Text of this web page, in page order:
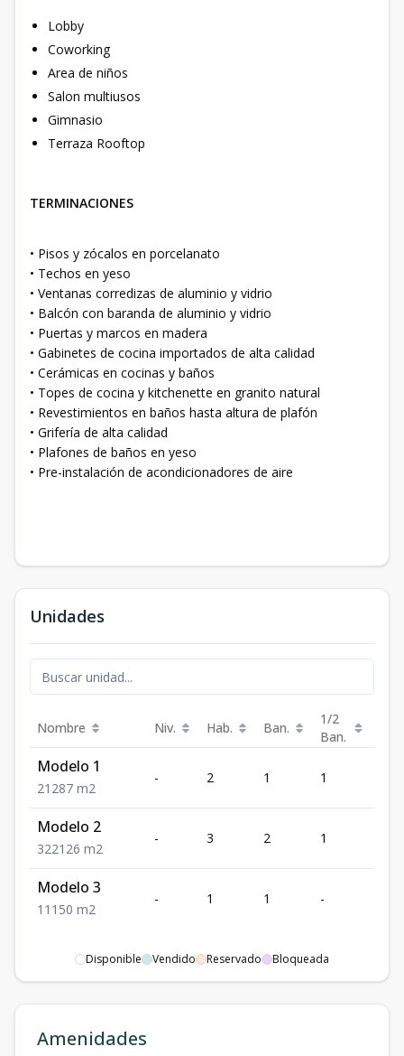
Lobby
Coworking
Area de niños
Salon multiusos
Gimnasio
Terraza Rooftop
TERMINACIONES
• Pisos y zócalos en porcelanato
• Techos en yeso
• Ventanas corredizas de aluminio y vidrio
• Balcón con baranda de aluminio y vidrio
• Puertas y marcos en madera
• Gabinetes de cocina importados de alta calidad
• Cerámicas en cocinas y baños
• Topes de cocina y kitchenette en granito natural
• Revestimientos en baños hasta altura de plafón
• Grifería de alta calidad
• Plafones de baños en yeso
• Pre-instalación de acondicionadores de aire
Unidades
Nombre Niv. Hab. Ban.
1/2
Ban.
Modelo 1
21 287 m2
- 2 1 1
Modelo 2
322126 m2
- 3 2 1
Modelo 3
1 1 1 50 m2
- 1 1 -
Disponible Vendido Reservado Bloqueada
Amenidades